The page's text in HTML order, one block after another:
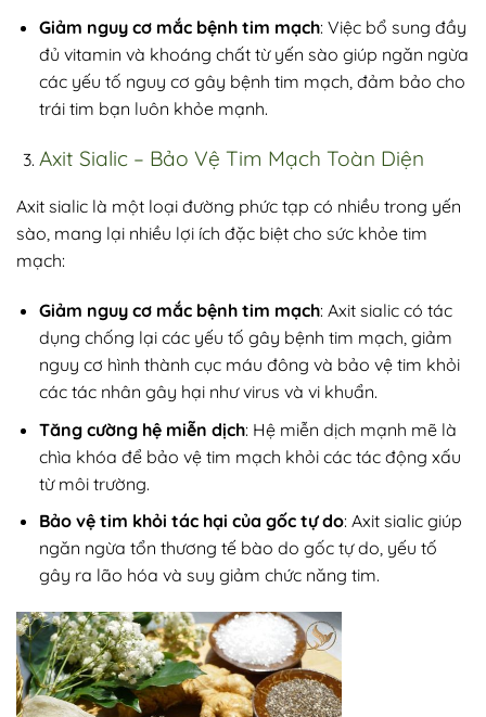
Giảm nguy cơ mắc bệnh tim mạch: Việc bổ sung đầy
đủ vitamin và khoáng chất từ yến sào giúp ngăn ngừa
các yếu tố nguy cơ gây bệnh tim mạch, đảm bảo cho
trái tim bạn luôn khỏe mạnh.
Axit Sialic – Bảo Vệ Tim Mạch Toàn Diện
Axit sialic là một loại đường phức tạp có nhiều trong yến
sào, mang lại nhiều lợi ích đặc biệt cho sức khỏe tim
mạch:
Giảm nguy cơ mắc bệnh tim mạch: Axit sialic có tác
dụng chống lại các yếu tố gây bệnh tim mạch, giảm
nguy cơ hình thành cục máu đông và bảo vệ tim khỏi
các tác nhân gây hại như virus và vi khuẩn.
Tăng cường hệ miễn dịch: Hệ miễn dịch mạnh mẽ là
chìa khóa để bảo vệ tim mạch khỏi các tác động xấu
từ môi trường.
Bảo vệ tim khỏi tác hại của gốc tự do: Axit sialic giúp
ngăn ngừa tổn thương tế bào do gốc tự do, yếu tố
gây ra lão hóa và suy giảm chức năng tim.